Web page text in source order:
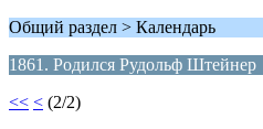
Общий раздел > Календарь
1861. Родился Рудольф Штейнер
<< < (2/2)